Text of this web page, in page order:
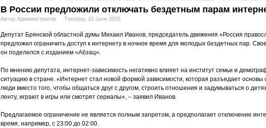
В России предложили отключать бездетным парам
Автор Администратор Tuesday, 10 June 2025
Депутат Брянской областной думы Михаил Иванов, председатель движения «Россия
предложил ограничить доступ к интернету в ночное время для молодых бездетных пар.
он поделился с изданием «Абзац».
По мнению депутата, интернет-зависимость негативно влияет на институт семьи и
ситуацию в стране. «Интернет стал новой формой зависимости, которая разъедает
люди вместо того, чтобы общаться друг с другом, строить отношения и задумываться о
ленту, играют в игры или смотрят сериалы», – заявил Иванов.
Предлагаемое ограничение не является полным запретом, а предполагает отключение
время, например, с 23:00 до 02:00.